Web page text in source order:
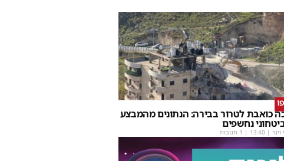
כואבת לטרור בבירה: הנתונים מהמבצע
נחשפים
וינר |
13:40 | 1 תגובות